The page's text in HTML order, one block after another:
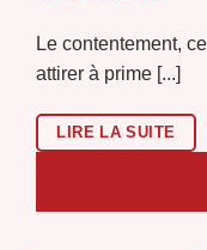
Le contentement,
attirer à prime [...]
LIRE LA SUITE